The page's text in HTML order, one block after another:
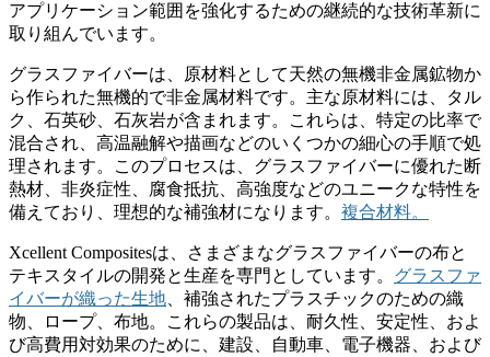
アプリケーション範囲を強化するための継続的な技術革新に
取り組んでいます。
グラスファイバーは、原材料として天然の無機非金属鉱物か
ら作られた無機的で非金属材料です。主な原材料には、タル
ク、石英砂、石灰岩が含まれます。これらは、特定の比率で
混合され、高温融解や描画などのいくつかの細心の手順で処
理されます。このプロセスは、グラスファイバーに優れた断
熱材、非炎症性、腐食抵抗、高強度などのユニークな特性を
備えており、理想的な補強材になります。 複合材料。
Xcellent Compositesは、さまざまなグラスファイバーの布と
テキスタイルの開発と生産を専門としています。 グラスファ
イバーが織った生地 、補強されたプラスチックのための織
物、ロープ、布地。これらの製品は、耐久性、安定性、およ
び高費用対効果のために、建設、自動車、電子機器、および